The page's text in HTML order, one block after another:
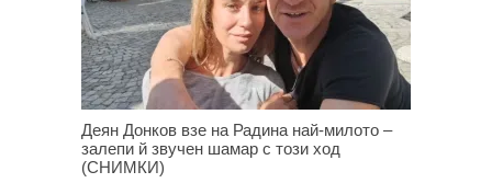
Деян Донков взе на Радина най-милото –
залепи й звучен шамар с този ход
(СНИМКИ)